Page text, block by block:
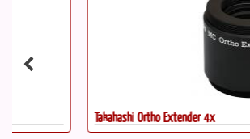
Takahashi Ortho Extender 4x